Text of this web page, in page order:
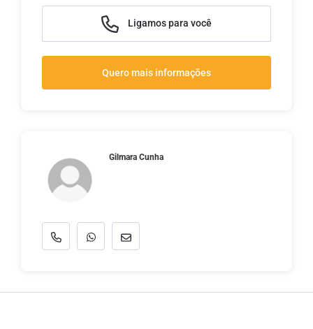
Ligamos para você
Quero mais informações
Gilmara Cunha